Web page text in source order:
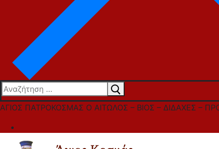
Αναζήτηση
για:
ΑΓΙΟΣ ΠΑΤΡΟΚΟΣΜΑΣ Ο ΑΙΤΩΛΟΣ – ΒΙΟΣ – ΔΙΔΑΧΕΣ –